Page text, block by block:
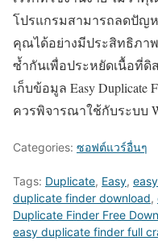
โปรแกรมสามารถลดปัญ
คุณได้อย่างมีประสิทธิภา
ซ้ำกันเพื่อประหยัดเนื้อที่ดิ
เก็บข้อมูล Easy
ควรพิจารณาใช้กับระบบ
Categories: ซอฟต์แวร์อื่นๆ
Tags: Duplicate, Easy,
duplicate finder download,
Duplicate Finder Free
easy duplicate finder full